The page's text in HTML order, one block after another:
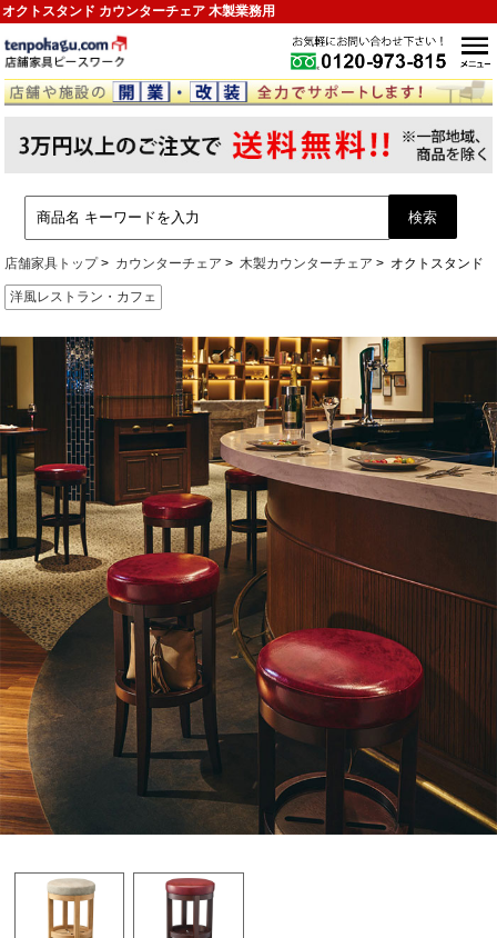
オクトスタンド カウンターチェア 木製業務用
店舗家具トップ カウンターチェア 木製カウンターチェア オクトスタンド
洋風レストラン・カフェ